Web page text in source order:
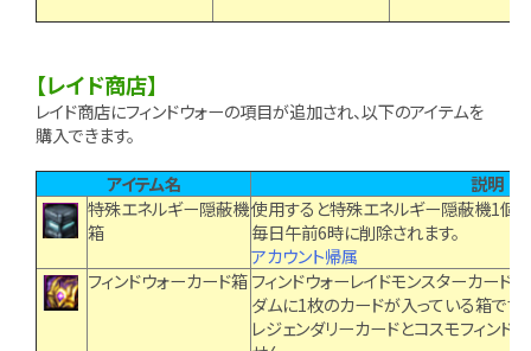
【レイド商店】
レイド商店にフィンドウォーの項目が追加され、以下のアイテムを
購入できます。
アイテム名
説明
特殊エネルギー隠蔽機
箱
使用すると特殊エネルギー隠蔽機1個を
毎日午前6時に削除されます。
アカウント帰属
フィンドウォーカード箱フィンドウォーレイドモンスターカード(
ダムに1枚のカードが入っている箱です。
レジェンダリーカードとコスモフィン